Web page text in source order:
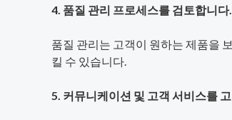
4. 품질 관리 프로세스를 검토합니다.
품질 관리는 고객이 원하는 제품을
킬 수 있습니다.
5. 커뮤니케이션 및 고객 서비스를